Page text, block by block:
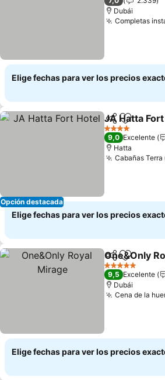
Dubái
Completas
Elige fechas para ver los precios
Opción destacada
Compartir
Agregar
JA Hatta
4 Estrellas
9,0 Excelente
Hatta
Cabañas Terra
Elige fechas para ver los precios
Compartir
Agregar
One&Only
5 Estrellas
9,5 Excelente
Dubái
Cena de la
Elige fechas para ver los precios